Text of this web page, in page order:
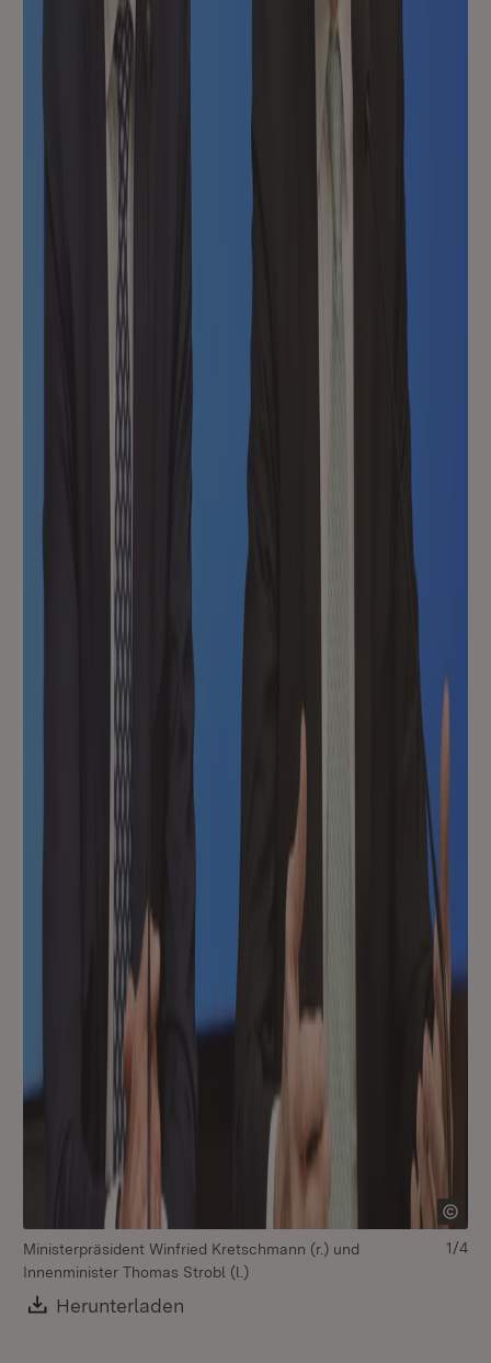
Ministerpräsident Winfried Kretschmann (r.) und
Innenminister Thomas Strobl (l.)
Download:
Herunterladen
1/4